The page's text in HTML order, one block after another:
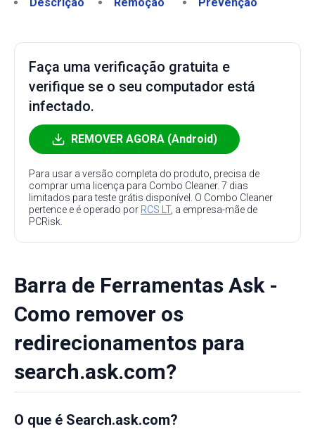
Faça uma verificação gratuita e
verifique se o seu computador está
infectado.
REMOVER AGORA (Android)
Para usar a versão completa do produto, precisa de
comprar uma licença para Combo Cleaner. 7 dias
limitados para teste grátis disponível. O Combo Cleaner
pertence e é operado por RCS LT, a empresa-mãe de
PCRisk.
Barra de Ferramentas Ask -
Como remover os
redirecionamentos para
search.ask.com?
O que é Search.ask.com?